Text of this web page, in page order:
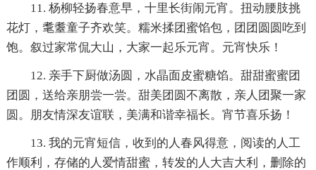
11. 杨柳轻扬春意早，十里长街闹元宵。扭动腰肢挑
花灯，耄耋童子齐欢笑。糯米揉团蜜馅包，团团圆圆吃到
饱。叙过家常侃大山，大家一起乐元宵。元宵快乐！
12. 亲手下厨做汤圆，水晶面皮蜜糖馅。甜甜蜜蜜团
团圆，送给亲朋尝一尝。甜美团圆不离散，亲人团聚一家
圆。朋友情深友谊联，美满和谐幸福长。宵节喜乐扬！
13. 我的元宵短信，收到的人春风得意，阅读的人工
作顺利，存储的人爱情甜蜜，转发的人大吉大利，删除的